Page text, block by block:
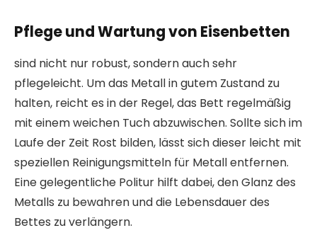
Pflege und Wartung von Eisenbetten
sind nicht nur robust, sondern auch sehr
pflegeleicht. Um das Metall in gutem Zustand zu
halten, reicht es in der Regel, das Bett regelmäßig
mit einem weichen Tuch abzuwischen. Sollte sich im
Laufe der Zeit Rost bilden, lässt sich dieser leicht mit
speziellen Reinigungsmitteln für Metall entfernen.
Eine gelegentliche Politur hilft dabei, den Glanz des
Metalls zu bewahren und die Lebensdauer des
Bettes zu verlängern.